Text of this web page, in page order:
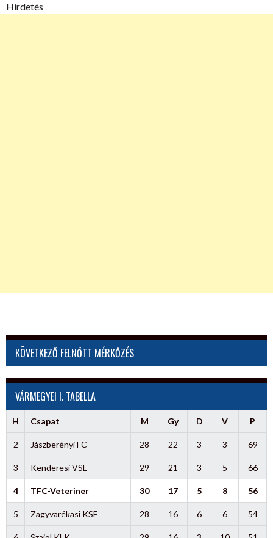
Hirdetés
KÖVETKEZŐ FELNŐTT MÉRKŐZÉS
VÁRMEGYEI I. TABELLA
H Csapat M Gy D V P
2 Jászberényi FC 28 22 3 3 69
3 Kenderesi VSE 29 21 3 5 66
4 TFC-Veteriner 30 17 5 8 56
5 Zagyvarékasi KSE 28 16 6 6 54